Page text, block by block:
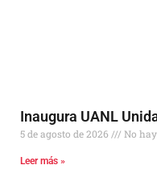
Inaugura UANL
5 de agosto de 2026 No
Leer más »